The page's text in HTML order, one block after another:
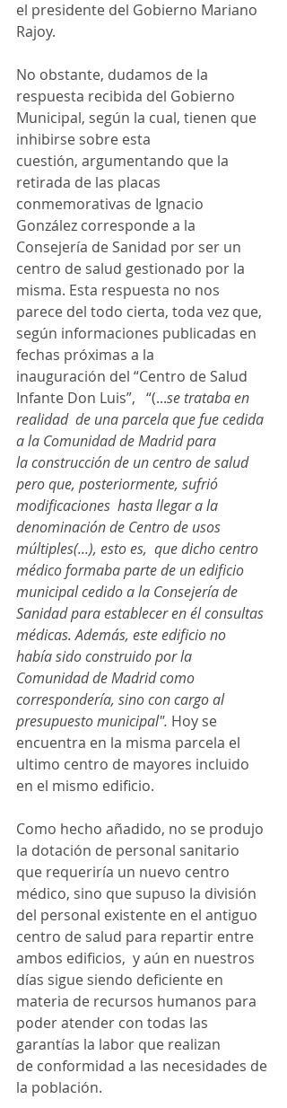
el presidente del Gobierno Mariano
Rajoy.
No obstante, dudamos de la
respuesta recibida del Gobierno
Municipal, según la cual, tienen que
inhibirse sobre esta
cuestión, argumentando que la
retirada de las placas
conmemorativas de Ignacio
González corresponde a la
Consejería de Sanidad por ser un
centro de salud gestionado por la
misma. Esta respuesta no nos
parece del todo cierta, toda vez que,
según informaciones publicadas en
fechas próximas a la
inauguración del “Centro de Salud
Infante Don Luis”,   “(...se trataba en
realidad  de una parcela que fue cedida
a la Comunidad de Madrid para
la construcción de un centro de salud
pero que, posteriormente, sufrió
modificaciones  hasta llegar a la
denominación de Centro de usos
múltiples(...), esto es,  que dicho centro
médico formaba parte de un edificio
municipal cedido a la Consejería de
Sanidad para establecer en él consultas
médicas. Además, este edificio no
había sido construido por la
Comunidad de Madrid como
correspondería, sino con cargo al
presupuesto municipal". Hoy se
encuentra en la misma parcela el
ultimo centro de mayores incluido
en el mismo edificio.
Como hecho añadido, no se produjo
la dotación de personal sanitario
que requeriría un nuevo centro
médico, sino que supuso la división
del personal existente en el antiguo
centro de salud para repartir entre
ambos edificios,  y aún en nuestros
días sigue siendo deficiente en
materia de recursos humanos para
poder atender con todas las
garantías la labor que realizan
de conformidad a las necesidades de
la población.